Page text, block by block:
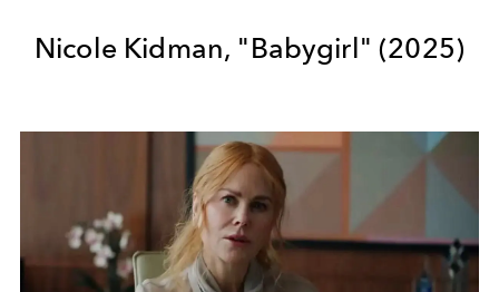
Nicole Kidman, "Babygirl" (2025)